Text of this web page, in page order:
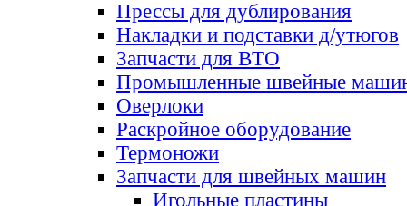
Прессы для дублирования
Накладки и подставки д/утюгов
Запчасти для ВТО
Промышленные швейные
Оверлоки
Раскройное оборудование
Термоножи
Запчасти для швейных машин
Игольные пластины